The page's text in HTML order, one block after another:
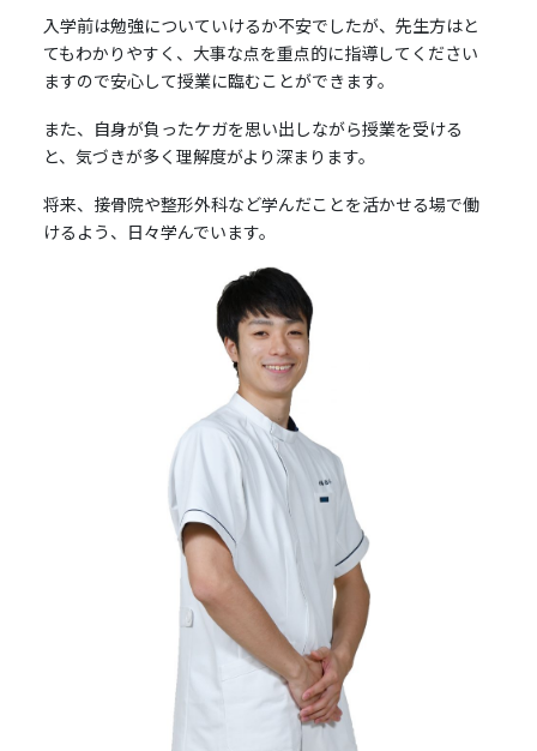
入学前は勉強についていけるか不安でしたが、先生方はと
てもわかりやすく、大事な点を重点的に指導してください
ますので安心して授業に臨むことができます。
また、自身が負ったケガを思い出しながら授業を受ける
と、気づきが多く理解度がより深まります。
将来、接骨院や整形外科など学んだことを活かせる場で働
けるよう、日々学んでいます。